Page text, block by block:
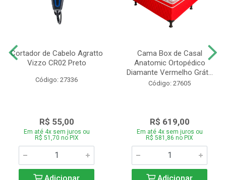
Cortador de Cabelo Agratto
Vizzo CR02 Preto
Código: 27336
R$ 55,00
Em até 4x sem juros ou
R$ 51,70 no PIX
Cama Box de Casal
Anatomic Ortopédico
Diamante Vermelho Grát...
Código: 27605
R$ 619,00
Em até 4x sem juros ou
R$ 581,86 no PIX